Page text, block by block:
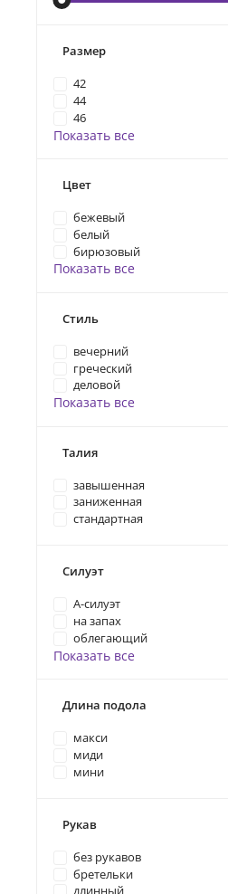
Размер
42
44
46
Показать все
Цвет
бежевый
белый
бирюзовый
Показать все
Стиль
вечерний
греческий
деловой
Показать все
Талия
завышенная
заниженная
стандартная
Силуэт
А-силуэт
на запах
облегающий
Показать все
Длина подола
макси
миди
мини
Рукав
без рукавов
бретельки